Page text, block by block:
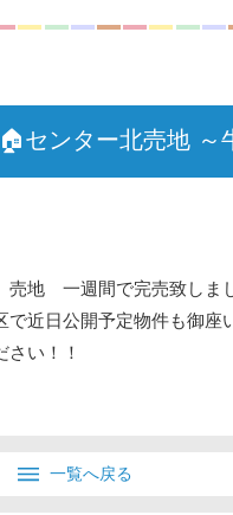
センター北売地 ～
地 一週間で完売致しまし
で近日公開予定物件も御座
さい！！
一覧へ戻る